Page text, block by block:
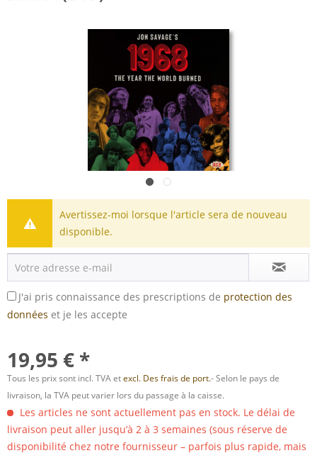
Avertissez-moi lorsque l'article sera de nouveau
disponible.
J'ai pris connaissance des prescriptions de protection des
données et je les accepte
19,95 € *
Tous les prix sont incl. TVA etexcl. Des frais de port.- Selon le pays de
livraison, la TVA peut varier lors du passage à la caisse.
Les articles ne sont actuellement pas en stock. Le délai de
livraison peut aller jusqu’à 2 à 3 semaines (sous réserve de
disponibilité chez notre fournisseur – parfois plus rapide, mais